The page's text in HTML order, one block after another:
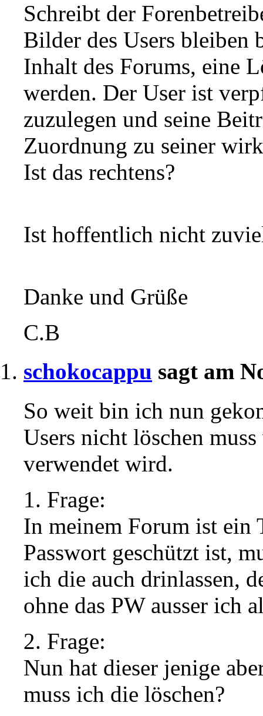
Schreibt der
Bilder des Users bleiben
Inhalt des Forums, eine
werden. Der User ist
zuzulegen und seine
Zuordnung zu seiner
Ist das rechtens?
Ist hoffentlich nicht
Danke und Grüße
C.B
schokocappu sagt am
So weit bin ich nun
Users nicht löschen
verwendet wird.
1. Frage:
In meinem Forum ist ein
Passwort geschützt ist,
ich die auch drinlassen,
ohne das PW ausser ich
2. Frage:
Nun hat dieser jenige
muss ich die löschen?